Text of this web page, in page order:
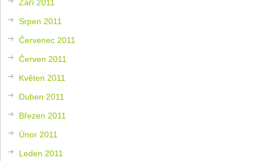
Září 2011
Srpen 2011
Červenec 2011
Červen 2011
Květen 2011
Duben 2011
Březen 2011
Únor 2011
Leden 2011